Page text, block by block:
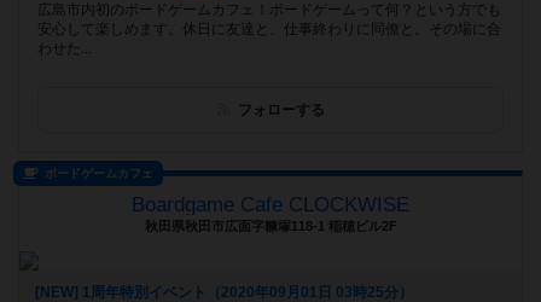
広島市内初のボードゲームカフェ！ボードゲームって何？という方でも
安心して楽しめます。休日に友達と、仕事終わりに同僚と。その場に合
わせた...
フォローする
ボードゲームカフェ
Boardgame Cafe CLOCKWISE
秋田県秋田市広面字糠塚118-1 稲穂ビル2F
[NEW] 1周年特別イベント（2020年09月01日 03時25分）